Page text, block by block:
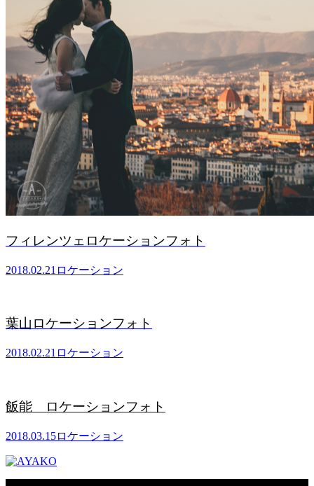
フィレンツェロケーションフォト
2018.02.21 ロケーション
葉山ロケーションフォト
2018.02.21 ロケーション
飯能 ロケーションフォト
2018.03.15ロケーション